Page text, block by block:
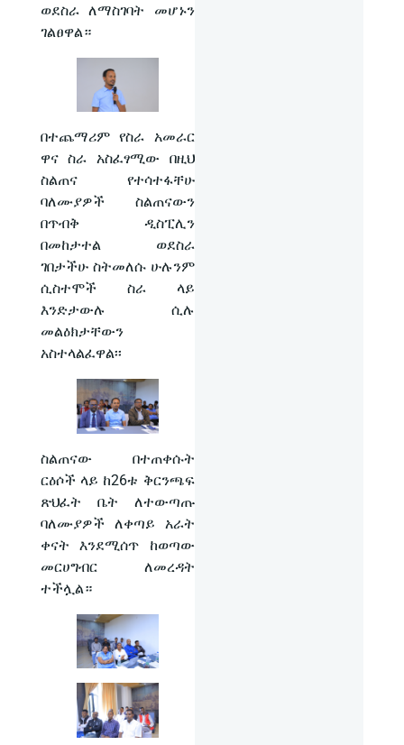
ወደስራ ለማስገባት መሆኑን
ገልፀዋል።
በተጨማሪም የስራ አመራር
ዋና ስራ አስፈፃሚው በዚህ
ስልጠና የተሳተፋቸሁ
ባለሙያዎች ስልጠናውን
በጥብቅ ዲስፒሊን
በመከታተል ወደስራ
ገበታችሁ ስትመለሱ ሁሉንም
ሲስተሞች ስራ ላይ
እንድታውሉ ሲሉ
መልዕክታቸውን
አስተላልፈዋል፡፡
ስልጠናው በተጠቀሱት
ርዕሶች ላይ ከ26ቱ ቅርንጫፍ
ጽህፈት ቤት ለተውጣጡ
ባለሙያዎች ለቀጣይ አራት
ቀናት እንደሚሰጥ ከወጣው
መርሀግብር ለመረዳት
ተችሏል።